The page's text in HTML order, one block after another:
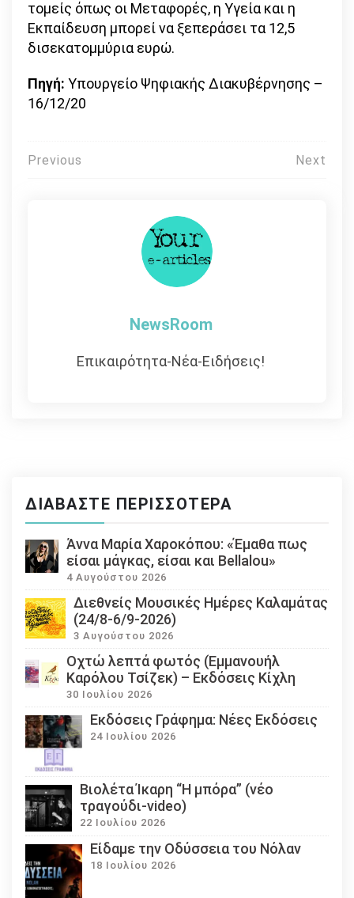
τομείς όπως οι Μεταφορές, η Υγεία και η
Εκπαίδευση μπορεί να ξεπεράσει τα 12,5
δισεκατομμύρια ευρώ.
Πηγή: Υπουργείο Ψηφιακής Διακυβέρνησης –
16/12/20
Πλοήγηση
Previous Next
NewsRoom
Επικαιρότητα-Νέα-Ειδήσεις!
ΔΙΑΒΆΣΤΕ ΠΕΡΙΣΣΌΤΕΡΑ
Άννα Μαρία Χαροκόπου: «Έμαθα πως
είσαι μάγκας, είσαι και Bellalou»
4 Αυγούστου 2026
Διεθνείς Μουσικές Ημέρες Καλαμάτας
(24/8-6/9-2026)
3 Αυγούστου 2026
Οχτώ λεπτά φωτός (Εμμανουήλ
Καρόλου Τσίζεκ) – Εκδόσεις Κίχλη
30 Ιουλίου 2026
Εκδόσεις Γράφημα: Νέες Εκδόσεις
24 Ιουλίου 2026
Βιολέτα Ίκαρη “Η μπόρα” (νέο
τραγούδι-video)
22 Ιουλίου 2026
Eίδαμε την Οδύσσεια του Νόλαν
18 Ιουλίου 2026